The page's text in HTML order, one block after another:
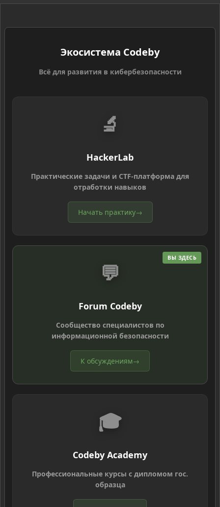
Экосистема Codeby
Всё для развития в кибербезопасности
🔬
HackerLab
Практические задачи и CTF-платформа для
отработки навыков
Начать практику→
ВЫ ЗДЕСЬ
💬
Forum Codeby
Сообщество специалистов по
информационной безопасности
К обсуждениям→
🎓
Codeby Academy
Профессиональные курсы с дипломом гос.
образца